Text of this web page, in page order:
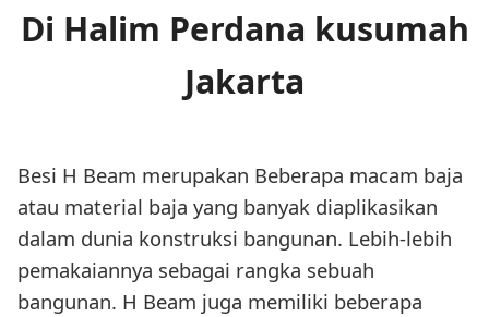
Di Halim Perdana kusumah
Jakarta
Besi H Beam merupakan Beberapa macam baja
atau material baja yang banyak diaplikasikan
dalam dunia konstruksi bangunan. Lebih-lebih
pemakaiannya sebagai rangka sebuah
bangunan. H Beam juga memiliki beberapa